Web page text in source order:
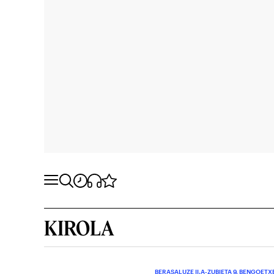
KIROLA
BERASALUZE II.A-ZUBIETA 9.